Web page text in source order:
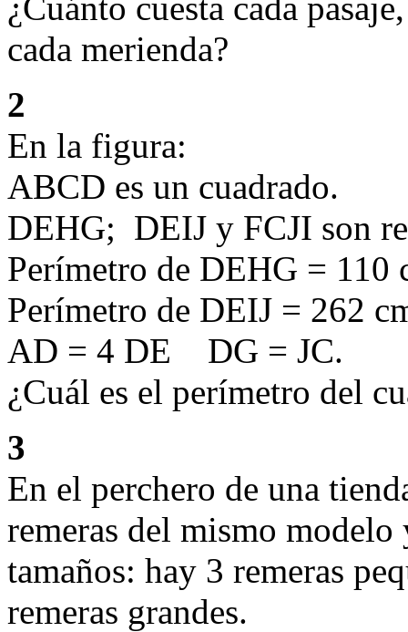
cada merienda?
2
En la figura:
ABCD es un cuadrado.
DEHG; DEIJ y FCJI son
Perímetro de DEHG = 110
Perímetro de DEIJ = 262
AD = 4 DE DG = JC.
¿Cuál es el perímetro del
3
En el perchero de una
remeras del mismo
tamaños: hay 3 remeras
remeras grandes.